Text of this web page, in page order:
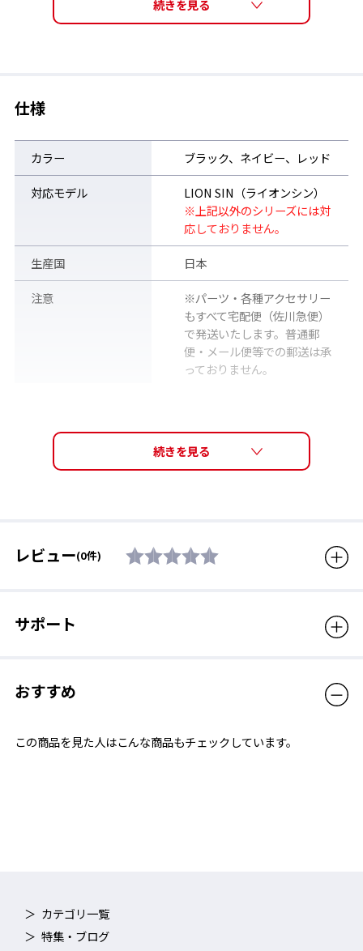
仕様
カラー ブラック、ネイビー、レッド
対応モデル
LION SIN（ライオンシン）
※上記以外のシリーズには対
応しておりません。
生産国 日本
注意
※パーツ・各種アクセサリー
もすべて宅配便（佐川急便）
で発送いたします。普通郵
便・メール便等での郵送は承
っておりません。
レビュー(0件)
サポート
おすすめ
この商品を見た人はこんな商品もチェックしています。
カテゴリ一覧
特集・ブログ